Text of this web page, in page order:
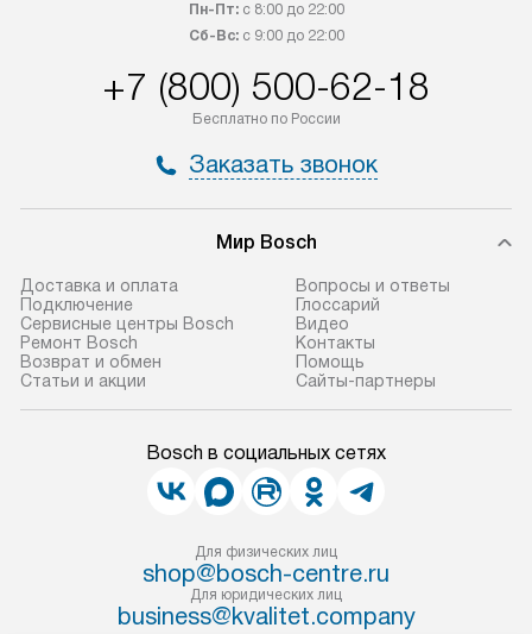
Пн-Пт:с 8:00 до 22:00
Сб-Вс:с 9:00 до 22:00
+7 (800) 500-62-18
Бесплатно по России
Заказать звонок
Мир Bosch
Доставка и оплата
Подключение
Сервисные центры Bosch
Ремонт Bosch
Возврат и обмен
Статьи и акции
Вопросы и ответы
Глоссарий
Видео
Контакты
Помощь
Сайты-партнеры
Bosch в социальных сетях
Для физических лиц
shop@bosch-centre.ru
Для юридических лиц
business@kvalitet.company